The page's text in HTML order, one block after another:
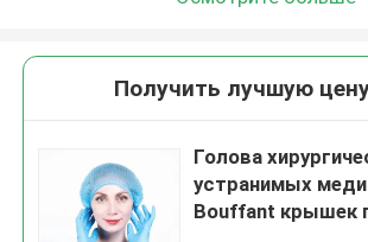
Получить лучшую
Голова
устранимых
Bouffant крышек